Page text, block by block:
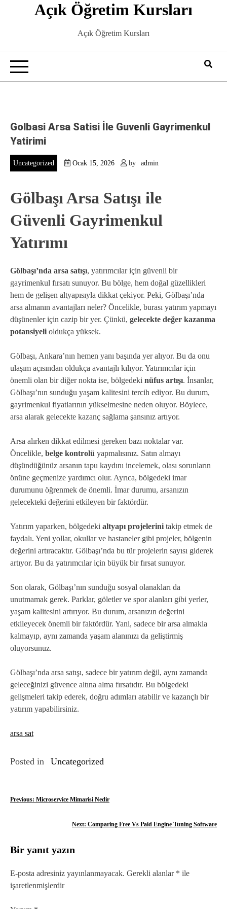
Açık Öğretim Kursları
Açık Öğretim Kursları
Golbasi Arsa Satisi İle Guvenli Gayrimenkul
Yatirimi
Uncategorized Ocak 15, 2026 by admin
Gölbaşı Arsa Satışı ile
Güvenli Gayrimenkul
Yatırımı
Gölbaşı’nda arsa satışı, yatırımcılar için güvenli bir
gayrimenkul fırsatı sunuyor. Bu bölge, hem doğal güzellikleri
hem de gelişen altyapısıyla dikkat çekiyor. Peki, Gölbaşı’nda
arsa almanın avantajları neler? Öncelikle, burası yatırım yapmayı
düşünenler için cazip bir yer. Çünkü, gelecekte değer kazanma
potansiyeli oldukça yüksek.
Gölbaşı, Ankara’nın hemen yanı başında yer alıyor. Bu da onu
ulaşım açısından oldukça avantajlı kılıyor. Yatırımcılar için
önemli olan bir diğer nokta ise, bölgedeki nüfus artışı. İnsanlar,
Gölbaşı’nın sunduğu yaşam kalitesini tercih ediyor. Bu durum,
gayrimenkul fiyatlarının yükselmesine neden oluyor. Böylece,
arsa alarak gelecekte kazanç sağlama şansınız artıyor.
Arsa alırken dikkat edilmesi gereken bazı noktalar var.
Öncelikle, belge kontrolü yapmalısınız. Satın almayı
düşündüğünüz arsanın tapu kaydını incelemek, olası sorunların
önüne geçmenize yardımcı olur. Ayrıca, bölgedeki imar
durumunu öğrenmek de önemli. İmar durumu, arsanızın
gelecekteki değerini etkileyen bir faktördür.
Yatırım yaparken, bölgedeki altyapı projelerini takip etmek de
faydalı. Yeni yollar, okullar ve hastaneler gibi projeler, bölgenin
değerini artıracaktır. Gölbaşı’nda bu tür projelerin sayısı giderek
artıyor. Bu da yatırımcılar için büyük bir fırsat sunuyor.
Son olarak, Gölbaşı’nın sunduğu sosyal olanakları da
unutmamak gerek. Parklar, göletler ve spor alanları gibi yerler,
yaşam kalitesini artırıyor. Bu durum, arsanızın değerini
etkileyecek önemli bir faktördür. Yani, sadece bir arsa almakla
kalmayıp, aynı zamanda yaşam alanınızı da geliştirmiş
oluyorsunuz.
Gölbaşı’nda arsa satışı, sadece bir yatırım değil, aynı zamanda
geleceğinizi güvence altına alma fırsatıdır. Bu bölgedeki
gelişmeleri takip ederek, doğru adımları atabilir ve kazançlı bir
yatırım yapabilirsiniz.
arsa sat
Posted in Uncategorized
Y
ı
g
e
Previous: Microservice Mimarisi Nedir
Next: Comparing Free Vs Paid Engine Tuning Software
Bir yanıt yazın
E-posta adresiniz yayınlanmayacak. Gerekli alanlar * ile
işaretlenmişlerdir